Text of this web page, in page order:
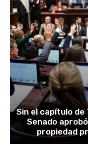
Sin el capítulo de
Senado
propiedad